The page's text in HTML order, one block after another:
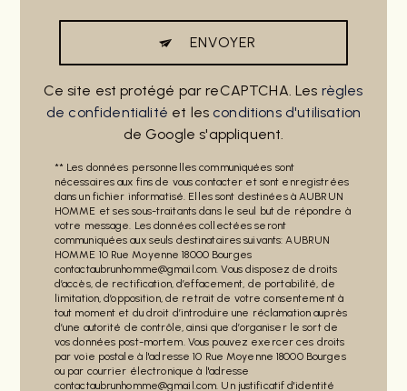
ENVOYER
Ce site est protégé par reCAPTCHA. Les règles
de confidentialité et les conditions d'utilisation
de Google s'appliquent.
** Les données personnelles communiquées sont
nécessaires aux fins de vous contacter et sont enregistrées
dans un fichier informatisé. Elles sont destinées à AUBRUN
HOMME et ses sous-traitants dans le seul but de répondre à
votre message. Les données collectées seront
communiquées aux seuls destinataires suivants: AUBRUN
HOMME 10 Rue Moyenne 18000 Bourges
contactaubrunhomme@gmail.com. Vous disposez de droits
d’accès, de rectification, d’effacement, de portabilité, de
limitation, d’opposition, de retrait de votre consentement à
tout moment et du droit d’introduire une réclamation auprès
d’une autorité de contrôle, ainsi que d’organiser le sort de
vos données post-mortem. Vous pouvez exercer ces droits
par voie postale à l'adresse 10 Rue Moyenne 18000 Bourges
ou par courrier électronique à l'adresse
contactaubrunhomme@gmail.com. Un justificatif d'identité